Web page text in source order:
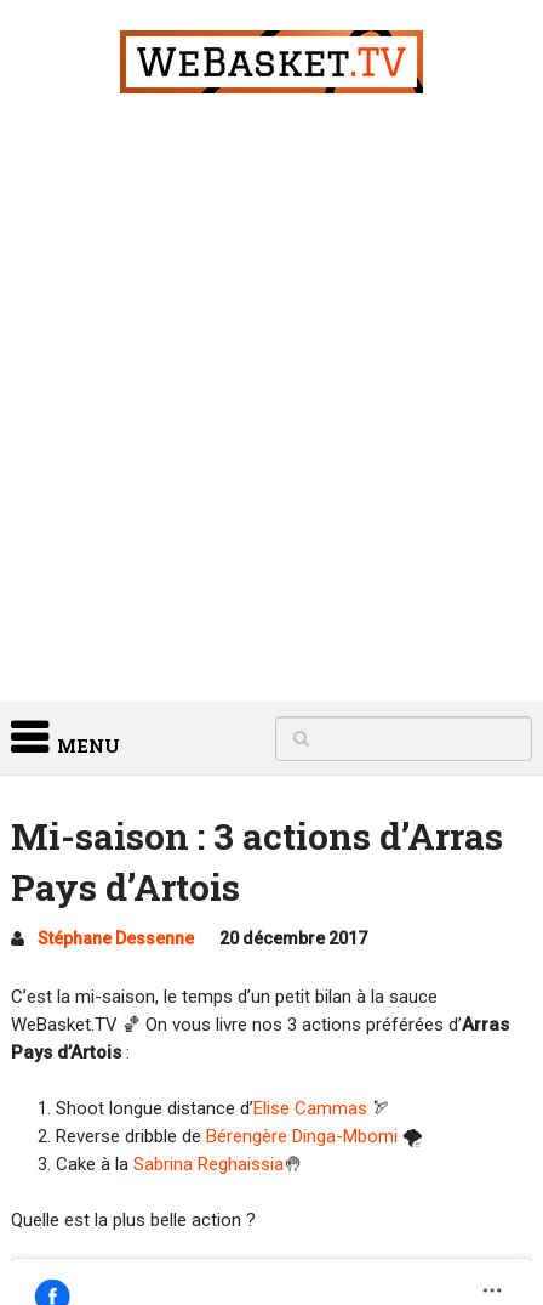
MENU
Mi-saison : 3 actions d’Arras
Pays d’Artois
Stéphane Dessenne 20 décembre 2017
C’est la mi-saison, le temps d’un petit bilan à la sauce
WeBasket.TV 🏀 On vous livre nos 3 actions préférées d’Arras
Pays d’Artois:
Shoot longue distance d’Elise Cammas 🏹
Reverse dribble deBérengère Dinga-Mbomi 🌪
Cake à laSabrina Reghaissia🤚
Quelle est la plus belle action ?